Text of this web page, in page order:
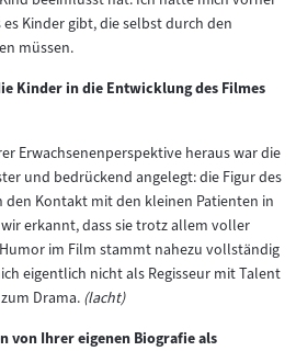
Kinder gibt, die selbst durch den
müssen.
Kinder in die Entwicklung des Filmes
Erwachsenenperspektive heraus war die
und bedrückend angelegt: die Figur des
den Kontakt mit den kleinen Patienten in
erkannt, dass sie trotz allem voller
im Film stammt nahezu vollständig
eigentlich nicht als Regisseur mit Talent
Drama. (lacht)
von Ihrer eigenen Biografie als